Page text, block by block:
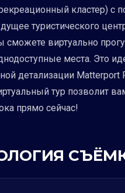
кластер) с
туристического
сможете виртуально
места. Это
детализации Matterport
тур позволит
прямо сейчас!